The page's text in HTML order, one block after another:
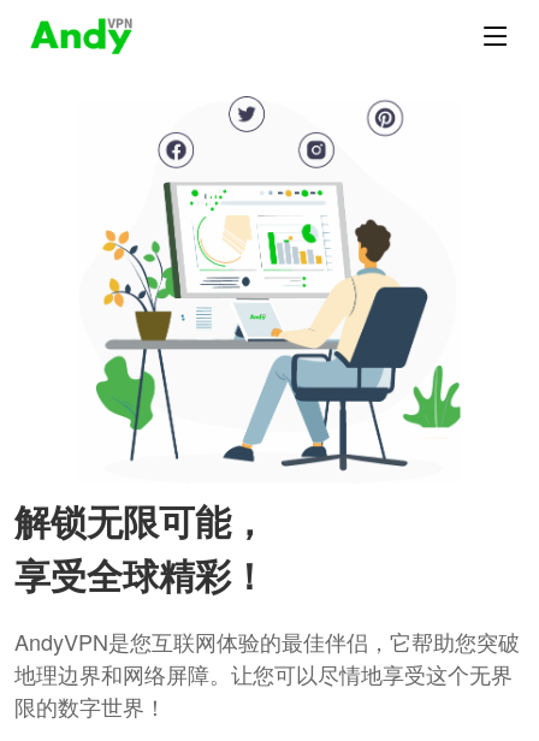
解锁无限可能，
享受全球精彩！
AndyVPN是您互联网体验的最佳伴侣，它帮助您突破
地理边界和网络屏障。让您可以尽情地享受这个无界
限的数字世界！